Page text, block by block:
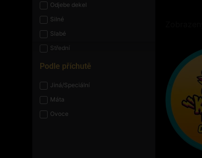
Odjebe dekel
Silné
Slabé
Střední
Podle příchutě
Jiná/Speciální
Máta
Ovoce